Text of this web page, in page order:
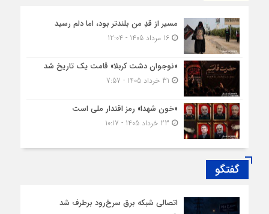
مسیر از قدِ من بلندتر بود، اما دلم رسید
16 مرداد 1405 - 12:04
«نوجوان دشت کربلا» قامت یک تاریخ شد
«خون شهدا» رمز اقتدار ملی است
گفتگو
اتصالی شبکه برق سرخ‌رود برطرف شد